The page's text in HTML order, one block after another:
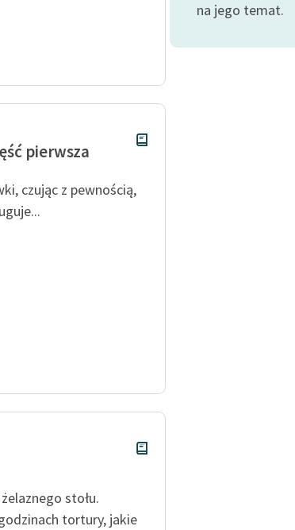
pierwsza
czując z pewnością,
stołu.
tortury, jakie
na jego temat.